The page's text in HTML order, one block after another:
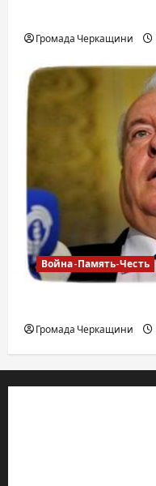
Громада Черкащини
Война-Память-Честь
Громада Черкащини